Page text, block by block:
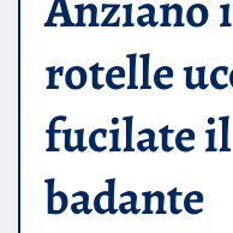
rotelle
fucilate
badante